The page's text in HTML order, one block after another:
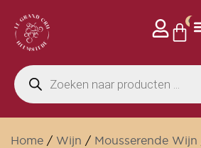
0
Home / Wijn / Mousserende Wijn